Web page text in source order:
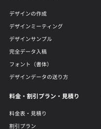
デザインの作成
デザインミーティング
デザインサンプル
完全データ入稿
フォント（書体）
デザインデータの送り方
料金・割引プラン・見積り
料金表・見積り
割引プラン